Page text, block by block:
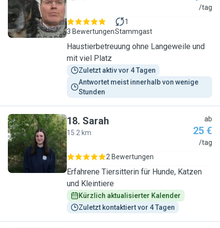
P /tag
3 Bewertungen
1
Stammgast
Haustierbetreuung ohne Langeweile und
mit viel Platz
Zuletzt aktiv vor 4 Tagen
Antwortet meist innerhalb von wenige
Stunden
S
18. Sarah
15.2 km
ab
25 €
/tag
2 Bewertungen
Erfahrene Tiersitterin für Hunde, Katzen
und Kleintiere
Kürzlich aktualisierter Kalender
Zuletzt kontaktiert vor 4 Tagen